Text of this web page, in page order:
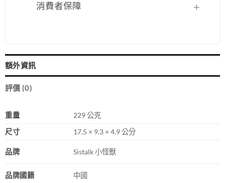
消費者保障
額外資訊
評價 (0)
重量
229 公克
尺寸
17.5 × 9.3 × 4.9 公分
品牌 Sistalk 小怪獸
品牌國籍 中國